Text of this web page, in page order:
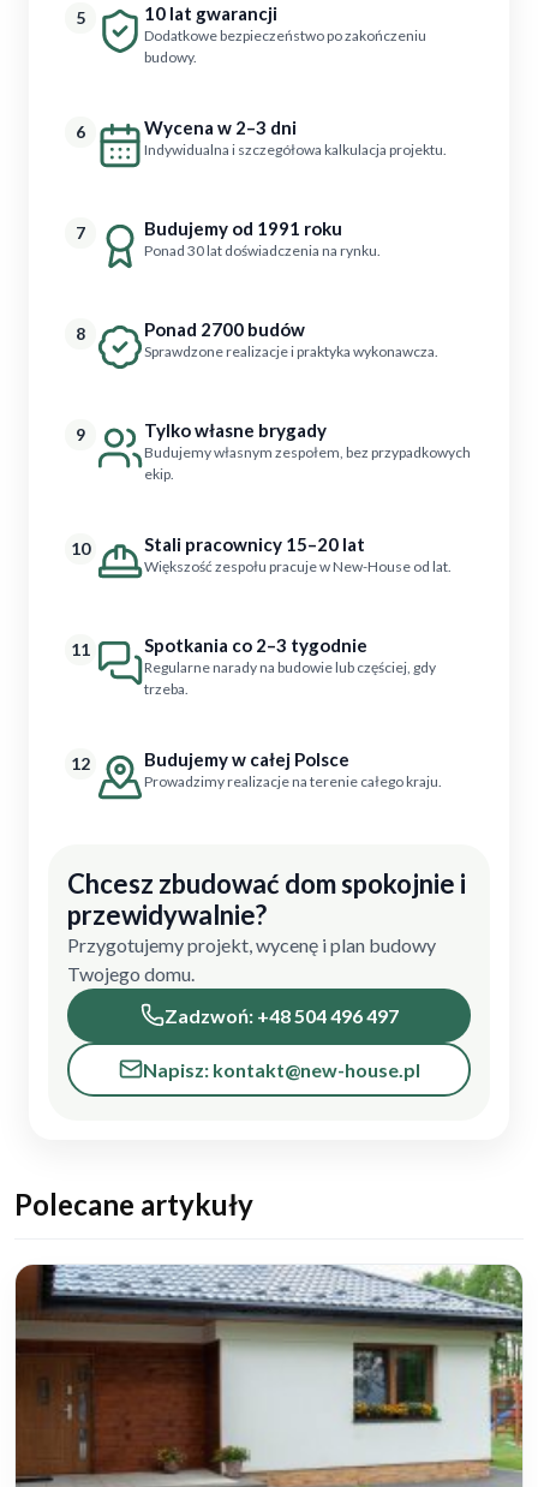
5 10 lat gwarancji
Dodatkowe bezpieczeństwo po zakończeniu
budowy.
6 Wycena w 2–3 dni
Indywidualna i szczegółowa kalkulacja projektu.
7 Budujemy od 1991 roku
Ponad 30 lat doświadczenia na rynku.
8 Ponad 2700 budów
Sprawdzone realizacje i praktyka wykonawcza.
9 Tylko własne brygady
Budujemy własnym zespołem, bez przypadkowych
ekip.
10 Stali pracownicy 15–20 lat
Większość zespołu pracuje w New-House od lat.
11 Spotkania co 2–3 tygodnie
Regularne narady na budowie lub częściej, gdy
trzeba.
12 Budujemy w całej Polsce
Prowadzimy realizacje na terenie całego kraju.
Chcesz zbudować dom spokojnie i
przewidywalnie?
Przygotujemy projekt, wycenę i plan budowy
Twojego domu.
Zadzwoń: +48 504 496 497
Napisz: kontakt@new-house.pl
Polecane artykuły